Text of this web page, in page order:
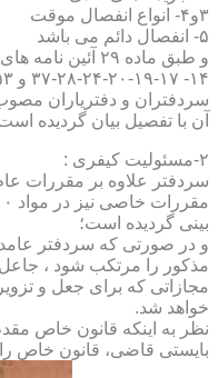
۳و۴- انواع انفصال موقت
۵- انفصال دائم می باشد
آن با تفصیل بیان گردیده
۲-مسئولیت کیفری :
سردفتر علاوه بر مقررات
بینی گردیده است؛
و در صورتی که سردفتر
مذکور را مرتکب شود ،
مجازاتی که برای جعل و
خواهد شد.
نظر به اینکه قانون خاص
بایستی قاضی، قانون خاص را